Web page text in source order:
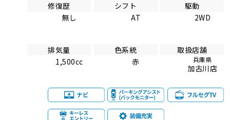
修復歴
無し
シフト
AT
駆動
2WD
排気量
1,500cc
色系統
赤
取扱店舗
兵庫県
加古川店